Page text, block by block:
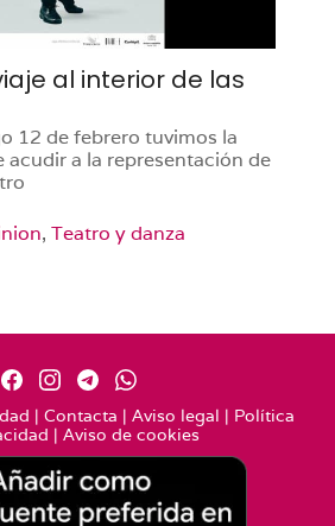
al interior de las
12 de febrero tuvimos la
acudir a la representación de
, Teatro y danza
| Contacta | Aviso legal | Política
| Aviso de cookies